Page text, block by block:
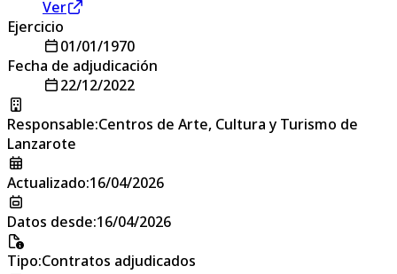
Ver
Ejercicio
01/01/1970
Fecha de adjudicación
22/12/2022
Responsable:Centros de Arte, Cultura y Turismo de
Lanzarote
Actualizado:16/04/2026
Datos desde:16/04/2026
Tipo:Contratos adjudicados